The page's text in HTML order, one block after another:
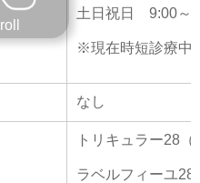
土日祝日 9:00～
※現在時短診療中
なし
トリキュラー28
ラベルフィーユ